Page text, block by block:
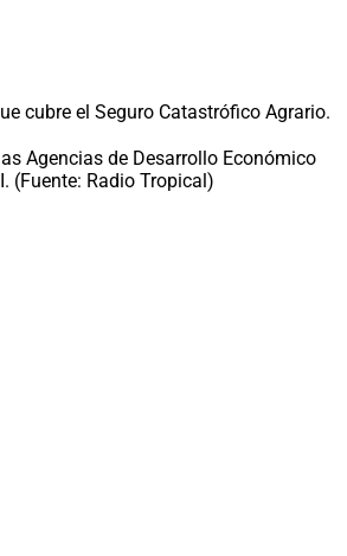
cubre el Seguro Catastrófico Agrario.
Agencias de Desarrollo Económico
(Fuente: Radio Tropical)